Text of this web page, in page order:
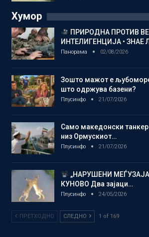
Хумор
ПРИРОДНА ПРОТИВ
ИНТЕЛИГЕНЦИЈА • ЗНАЕ
Панорама 02/08/2026
Зошто мажот е
што одржува базени?
Плусинфо 21/07/2026
Само македонски
низ Ормускиот…
Плусинфо 21/07/2026
„НАРУШЕНИ
КУНОВО Два зајаци…
Плусинфо 24/05/2026
ПРЕТХОДНО СЛЕДНО 1 of 169